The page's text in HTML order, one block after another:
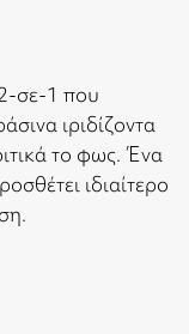
σε-1 που
ιριδίζοντα
το φως. Ένα
ιδιαίτερο